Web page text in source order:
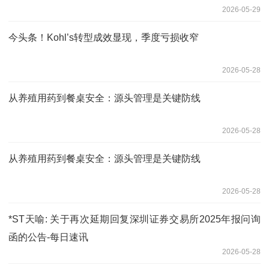
2026-05-29
今头条！Kohl’s转型成效显现，季度亏损收窄
2026-05-28
从养殖用药到餐桌安全：源头管理是关键防线
2026-05-28
从养殖用药到餐桌安全：源头管理是关键防线
2026-05-28
*ST天喻: 关于再次延期回复深圳证券交易所2025年报问询
函的公告-每日速讯
2026-05-28